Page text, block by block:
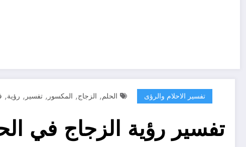
تفسير الاحلام والرؤى الحلم, الزجاج, المكسور , تفسير , رؤية,
تفسير رؤية الزجاج في